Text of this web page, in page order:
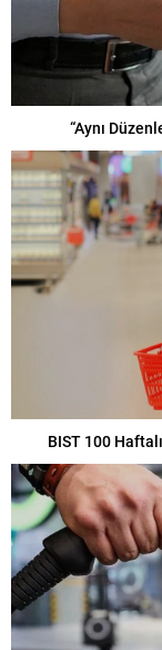
“Aynı
BIST 100